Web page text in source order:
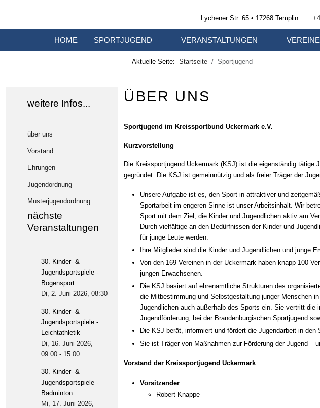
Lychener Str. 65 • 17268 Templin
HOME SPORTJUGEND VERANSTALTUNGEN VEREINE
Aktuelle Seite: Startseite Sportjugend
weitere Infos...
über uns
Vorstand
Ehrungen
Jugendordnung
Musterjugendordnung
nächste
Veranstaltungen
30. Kinder- &
Jugendsportspiele -
Bogensport
Di, 2. Juni 2026, 08:30
30. Kinder- &
Jugendsportspiele -
Leichtathletik
Di, 16. Juni 2026,
09:00- 15:00
30. Kinder- &
Jugendsportspiele -
Badminton
Mi, 17. Juni 2026,
ÜBER UNS
Sportjugend im Kreissportbund Uckermark e.V.
Kurzvorstellung
Die Kreissportjugend Uckermark (KSJ) ist die eigenständig tätige
gegründet. Die KSJ ist gemeinnützig und als freier Träger der
Unsere Aufgabe ist es, den Sport in attraktiver und
Sportarbeit im engeren Sinne ist unser Arbeitsinhalt. Wir
Sport mit dem Ziel, die Kinder und Jugendlichen aktiv am
Durch vielfältige an den Bedürfnissen der Kinder und
für junge Leute werden.
Ihre Mitglieder sind die Kinder und Jugendlichen und junge
Von den 169 Vereinen in der Uckermark haben knapp 100
jungen Erwachsenen.
Die KSJ basiert auf ehrenamtliche Strukturen des
die Mitbestimmung und Selbstgestaltung junger Menschen
Jugendlichen auch außerhalb des Sports ein. Sie vertritt
Jugendförderung, bei der Brandenburgischen Sportjugend
Die KSJ berät, informiert und fördert die Jugendarbeit in den
Sie ist Träger von Maßnahmen zur Förderung der Jugend –
Vorstand der Kreissportjugend Uckermark
Vorsitzender:
Robert Knappe